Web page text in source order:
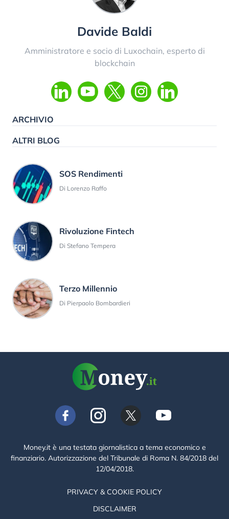
Davide Baldi
Amministratore e socio di Luxochain, esperto di
blockchain
ARCHIVIO
ALTRI BLOG
SOS Rendimenti
Di Lorenzo Raffo
Rivoluzione Fintech
Di Stefano Tempera
Terzo Millennio
Di Pierpaolo Bombardieri
Money.it è una testata giornalistica a tema economico e
finanziario. Autorizzazione del Tribunale di Roma N. 84/2018 del
12/04/2018.
PRIVACY & COOKIE POLICY
DISCLAIMER